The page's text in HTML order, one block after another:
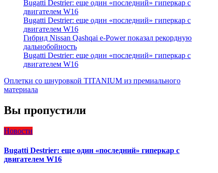
Bugatti Destrier: еще один «последний» гиперкар с
двигателем W16
Bugatti Destrier: еще один «последний» гиперкар с
двигателем W16
Гибрид Nissan Qashqai e-Power показал рекордную
дальнобойность
Bugatti Destrier: еще один «последний» гиперкар с
двигателем W16
Оплетки со шнуровкой TITANIUM из премиального
материала
Вы пропустили
Новости
Bugatti Destrier: еще один «последний» гиперкар с
двигателем W16